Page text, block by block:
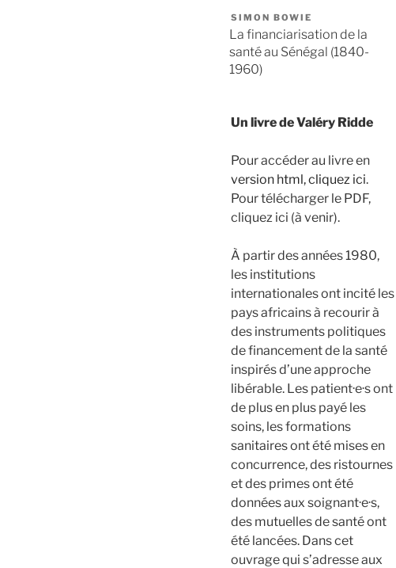
SIMON BOWIE
La financiarisation de la
santé au Sénégal (1840-
1960)
Un livre de Valéry Ridde
Pour accéder au livre en
version html, cliquez ici.
Pour télécharger le PDF,
cliquez ici (à venir).
À partir des années 1980,
les institutions
internationales ont incité les
pays africains à recourir à
des instruments politiques
de financement de la santé
inspirés d’une approche
libérable. Les patient·e·s ont
de plus en plus payé les
soins, les formations
sanitaires ont été mises en
concurrence, des ristournes
et des primes ont été
données aux soignant·e·s,
des mutuelles de santé ont
été lancées. Dans cet
ouvrage qui s’adresse aux